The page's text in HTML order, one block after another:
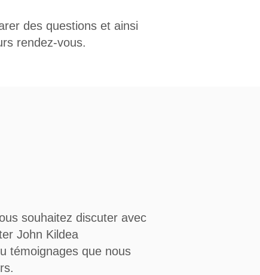
des questions et ainsi
rendez-vous.
souhaitez discuter avec
John Kildea
témoignages que nous